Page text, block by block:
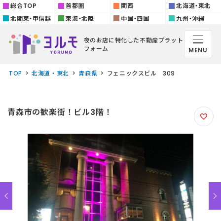
総合TOP 首都圏 関西
北海道・東北
北関東・甲信越
東海・北陸 中国・四国 九州・沖縄
夜のお店に特化した不動産プラット
フォーム
MENU
TOP 北海道・東北 青森県 フェニックスビル 309
青森市の歓楽街！ビル3階！